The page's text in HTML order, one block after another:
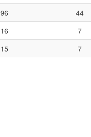
96 44
16 7
15 7